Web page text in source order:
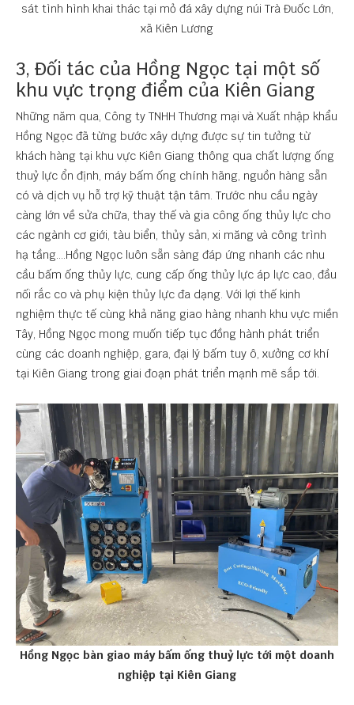
sát tình hình khai thác tại mỏ đá xây dựng núi Trà Đuốc Lớn,
xã Kiên Lương
3, Đối tác của Hồng Ngọc tại một số
khu vực trọng điểm của Kiên Giang
Những năm qua, Công ty TNHH Thương mại và Xuất nhập khẩu
Hồng Ngọc đã từng bước xây dựng được sự tin tưởng từ
khách hàng tại khu vực Kiên Giang thông qua chất lượng ống
thuỷ lực ổn định, máy bấm ống chính hãng, nguồn hàng sẵn
có và dịch vụ hỗ trợ kỹ thuật tận tâm. Trước nhu cầu ngày
càng lớn về sửa chữa, thay thế và gia công ống thủy lực cho
các ngành cơ giới, tàu biển, thủy sản, xi măng và công trình
hạ tầng....Hồng Ngọc luôn sẵn sàng đáp ứng nhanh các nhu
cầu bấm ống thủy lực, cung cấp ống thủy lực áp lực cao, đầu
nối rắc co và phụ kiện thủy lực đa dạng. Với lợi thế kinh
nghiệm thực tế cùng khả năng giao hàng nhanh khu vực miền
Tây, Hồng Ngọc mong muốn tiếp tục đồng hành phát triển
cùng các doanh nghiệp, gara, đại lý bấm tuy ô, xưởng cơ khí
tại Kiên Giang trong giai đoạn phát triển mạnh mẽ sắp tới.
Hồng Ngọc bàn giao máy bấm ống thuỷ lực tới một doanh
nghiệp tại Kiên Giang